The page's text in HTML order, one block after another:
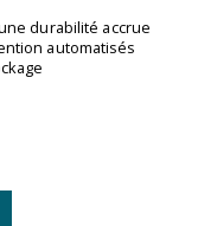
durabilité accrue
automatisés